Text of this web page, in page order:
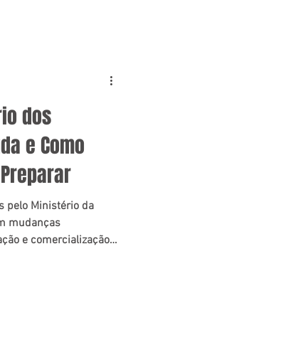
dos
e Como
pelo Ministério da
mudanças
e comercialização